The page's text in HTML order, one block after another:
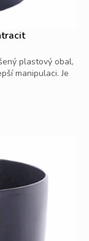
plastový obal,
manipulaci. Je